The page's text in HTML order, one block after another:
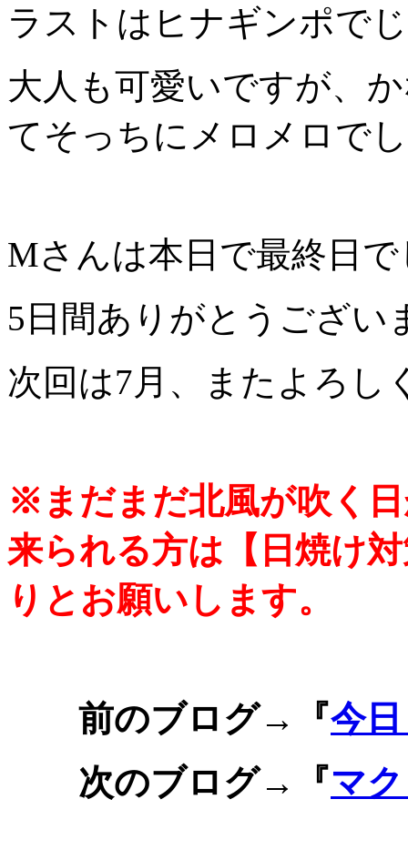
ラストはヒナギンポで
大人も可愛いですが、
てそっちにメロメロで
Mさんは本日で最終日
5日間ありがとうござい
次回は7月、またよろし
※まだまだ北風が吹く
来られる方は【日焼け
りとお願いします。
前のブログ→『今
次のブログ→『マ